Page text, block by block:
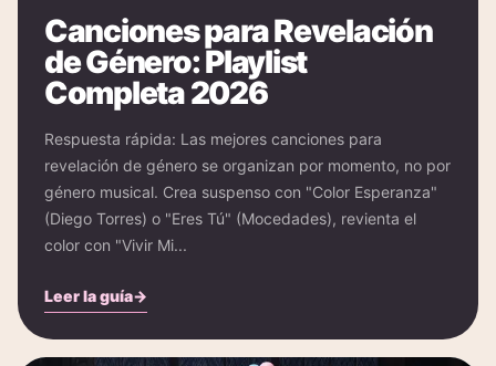
Canciones para Revelación
de Género: Playlist
Completa 2026
Respuesta rápida: Las mejores canciones para
revelación de género se organizan por momento, no por
género musical. Crea suspenso con "Color Esperanza"
(Diego Torres) o "Eres Tú" (Mocedades), revienta el
color con "Vivir Mi...
Leer la guía→